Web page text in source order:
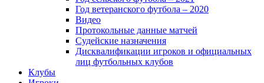
Год ветеранского футбола – 2020
Видео
Протокольные данные матчей
Судейские назначения
Дисквалификации игроков и официальных
лиц футбольных клубов
Клубы